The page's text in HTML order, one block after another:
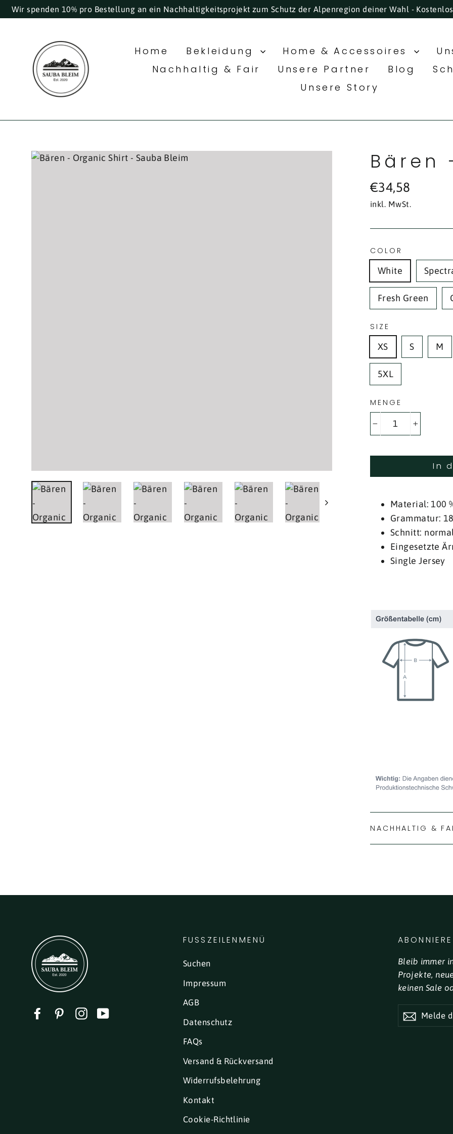
Direkt
zum
Wir spenden 10% pro Bestellung an ein Nachhaltigkeitsprojekt zum Schutz der Alpenregion deiner Wahl -
Home Bekleidung Home & Accessoires
Nachhaltig & Fair
Unsere Partner Blog
Unsere Story
Bären
Normaler
Preis
€34,58
inkl. MwSt.
COLOR
White
Fresh Green
SIZE
XS S M
5XL
MENGE
In
Material: 100
Grammatur:
Schnitt:
Eingesetzte
Single Jersey
NACHHALTIG &
FacebookPinterestInstagram
FUSSZEILENMENÜ
Suchen
Impressum
AGB
Datenschutz
FAQs
Versand & Rückversand
Widerrufsbelehrung
Kontakt
Cookie-Richtlinie
Bleib immer
Projekte,
keinen Sale
DICH
FÜR